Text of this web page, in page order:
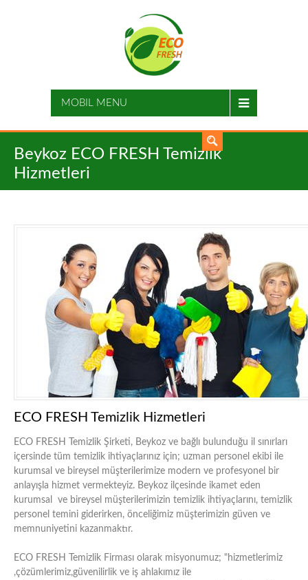
MOBIL MENU
Beykoz ECO FRESH Temizlik
Hizmetleri
ECO FRESH Temizlik Hizmetleri
ECO FRESH Temizlik Şirketi, Beykoz ve bağlı bulunduğu il sınırları
içersinde tüm temizlik ihtiyaçlarınız için; uzman personel ekibi ile
kurumsal ve bireysel müşterilerimize modern ve profesyonel bir
anlayışla hizmet vermekteyiz. Beykoz ilçesinde ikamet eden
kurumsal ve bireysel müşterilerimizin temizlik ihtiyaçlarını, temizlik
personel temini giderirken, önceliğimiz müşterimizin güven ve
memnuniyetini kazanmaktır.
ECO FRESH Temizlik Firması olarak misyonumuz; "hizmetlerimiz
,çözümlerimiz,güvenilirlik ve iş ahlakımız ile